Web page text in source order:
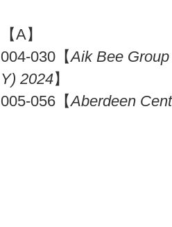
【A】
004-030【Aik Bee
Y) 2024】
005-056【Aberdeen